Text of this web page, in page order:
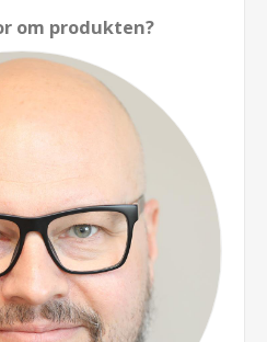
om produkten?